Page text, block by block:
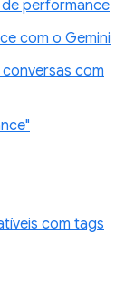
performance
com o Gemini
com
com tags